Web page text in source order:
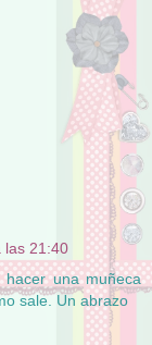
las 21:40
una muñeca
sale. Un abrazo